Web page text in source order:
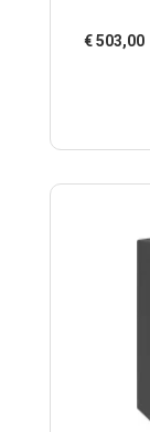
€503,00